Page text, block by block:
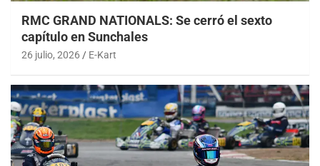
RMC GRAND NATIONALS: Se cerró el sexto
capítulo en Sunchales
26 julio, 2026 E-Kart